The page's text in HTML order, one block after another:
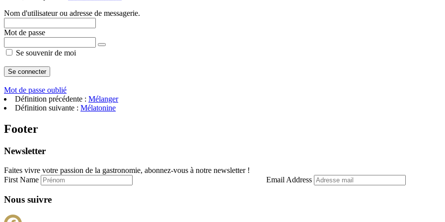
Nom d'utilisateur ou adresse de messagerie.
Mot de passe
Se souvenir de moi
Mot de passe oublié
Définition précédente : Mélanger
Définition suivante : Mélatonine
Footer
Newsletter
Faites vivre votre passion de la gastronomie, abonnez-vous à notre newsletter !
First Name
Email Address
Nous suivre